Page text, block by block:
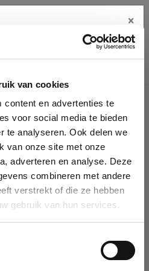
van cookies
content en advertenties te
voor social media te bieden
te analyseren. Ook delen we
van onze site met onze
adverteren en analyse. Deze
combineren met andere
verstrekt of die ze hebben
gebruik van hun services.
details
database by name, VAT or
is selected it will auto-complete the
in our database, you can create
×